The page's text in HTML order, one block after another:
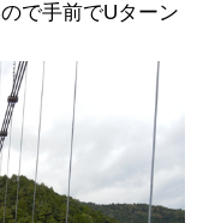
で手前でUターン